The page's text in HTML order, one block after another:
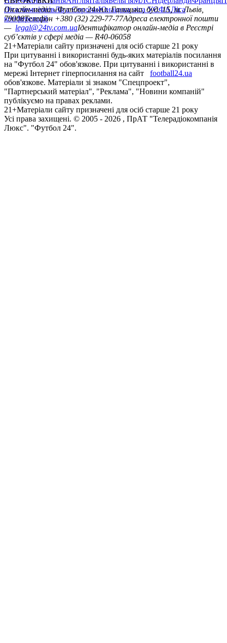
Ліга чемпіонівЛіга ЄвропиЮнацька ліга УЄФАЛіга
конференцій
Онлайн-медіа «Футбол 24»пл. Галицька, буд. 15, м. Львів,
79008Телефон +380 (32) 229-77-77Адреса електронної пошти
— legal@24tv.com.uaІдентифікатор онлайн-медіа в Реєстрі
суб’єктів у сфері медіа — R40-06058
21+Матеріали сайту призначені для осіб старше 21 року
При цитуванні і використанні будь-яких матеріалів посилання
на "Футбол 24" обов'язкове. При цитуванні і використанні в
мережі Інтернет гіперпосилання на сайт
football24.ua
обов'язкове. Матеріали зі знаком "Спецпроект",
"Партнерський матеріал", "Реклама", "Новини компаній"
публікуємо на правах реклами.
21+Матеріали сайту призначені для осіб старше 21 року
Усi права захищенi. © 2005 - 2026 , ПрАТ "Телерадіокомпанія
Люкс". "Футбол 24".